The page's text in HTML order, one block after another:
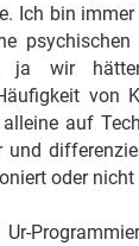
Ich bin
psychischen
ja wir
von
auf
und
oder